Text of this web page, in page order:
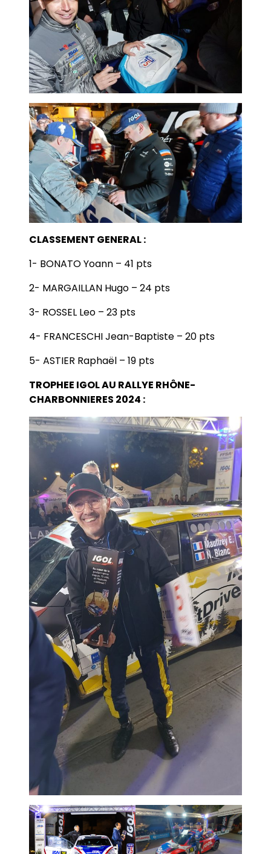
CLASSEMENT GENERAL :
1- BONATO Yoann – 41 pts
2- MARGAILLAN Hugo – 24 pts
3- ROSSEL Leo – 23 pts
4- FRANCESCHI Jean-Baptiste – 20 pts
5- ASTIER Raphaël – 19 pts
TROPHEE IGOL AU RALLYE RHÔNE-
CHARBONNIERES 2024 :